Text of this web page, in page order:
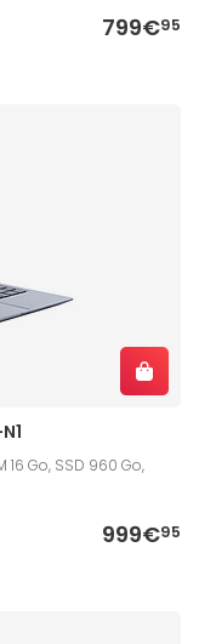
799€95
16 Go, SSD 960 Go,
999€95